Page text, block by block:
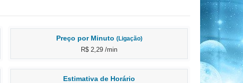
Preço por Minuto (Ligação)
R$ 2,29 /min
Estimativa de Horário